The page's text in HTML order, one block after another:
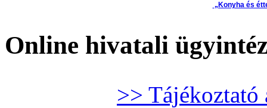
„Konyha és
Online hivatali
>> Tájékoztató